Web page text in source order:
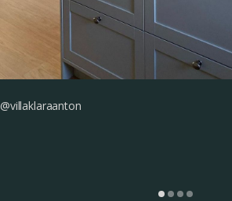
@villaklaraanton